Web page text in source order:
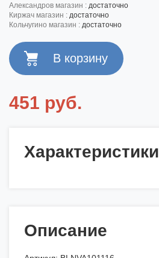
александров магазин : достаточно
киржач магазин : достаточно
кольчугино магазин : достаточно
451 руб.
Характеристики
Описание